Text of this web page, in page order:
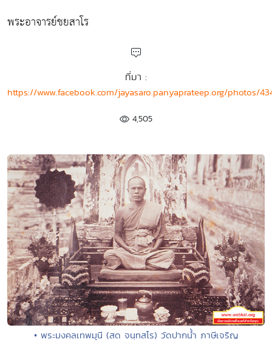
พระอาจารย์ชยสาโร
ที่มา :
https://www.facebook.com/jayasaro.panyaprateep.org/photos/
4,505
• พระมงคลเทพมุนี (สด จนฺทสโร) วัดปากน้ำ ภาษีเจริญ